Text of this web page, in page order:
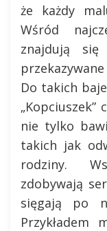
że każdy
Wśród
znajdują się
Do takich
„Kopciuszek”
nie tylko
takich jak
rodziny.
zdobywają
sięgają po
Przykładem